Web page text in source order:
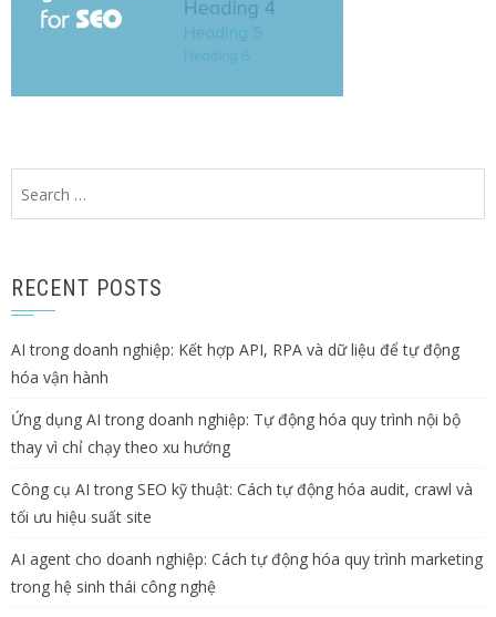
RECENT POSTS
AI trong doanh nghiệp: Kết hợp API, RPA và dữ liệu để tự động
hóa vận hành
Ứng dụng AI trong doanh nghiệp: Tự động hóa quy trình nội bộ
thay vì chỉ chạy theo xu hướng
Công cụ AI trong SEO kỹ thuật: Cách tự động hóa audit, crawl và
tối ưu hiệu suất site
AI agent cho doanh nghiệp: Cách tự động hóa quy trình marketing
trong hệ sinh thái công nghệ